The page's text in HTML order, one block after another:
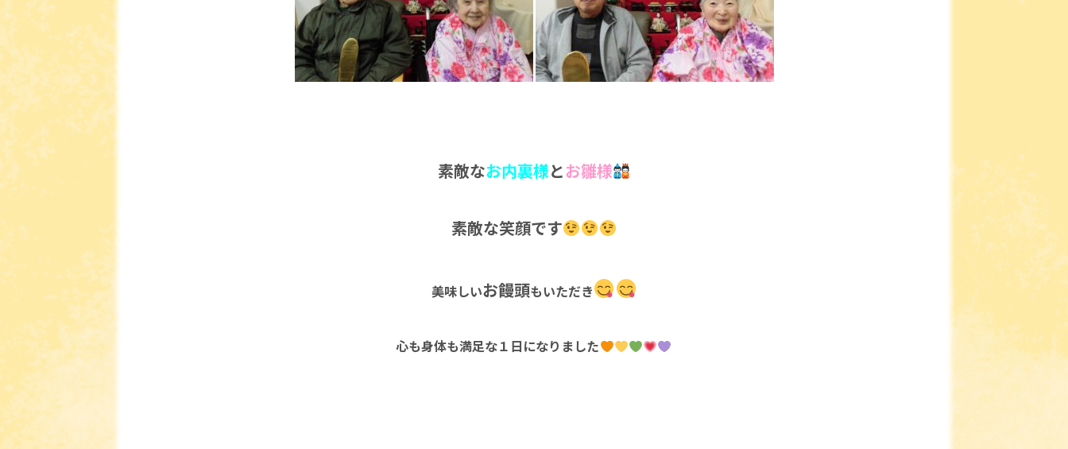
素敵なお内裏様とお雛様
素敵な笑顔です
美味しいお饅頭もいただき
心も身体も満足な１日になりました